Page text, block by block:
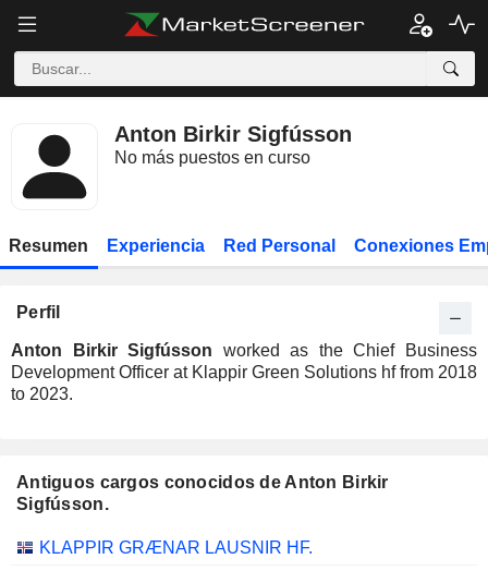
Anton Birkir Sigfússon
No más puestos en curso
Resumen Experiencia Red Personal Conexiones
Perfil
Anton Birkir Sigfússon worked as the Chief Business
Development Officer at Klappir Green Solutions hf from 2018
to 2023.
Antiguos cargos conocidos de Anton Birkir
Sigfússon.
Empresas Cargo Fin
KLAPPIR GRÆNAR LAUSNIR HF.